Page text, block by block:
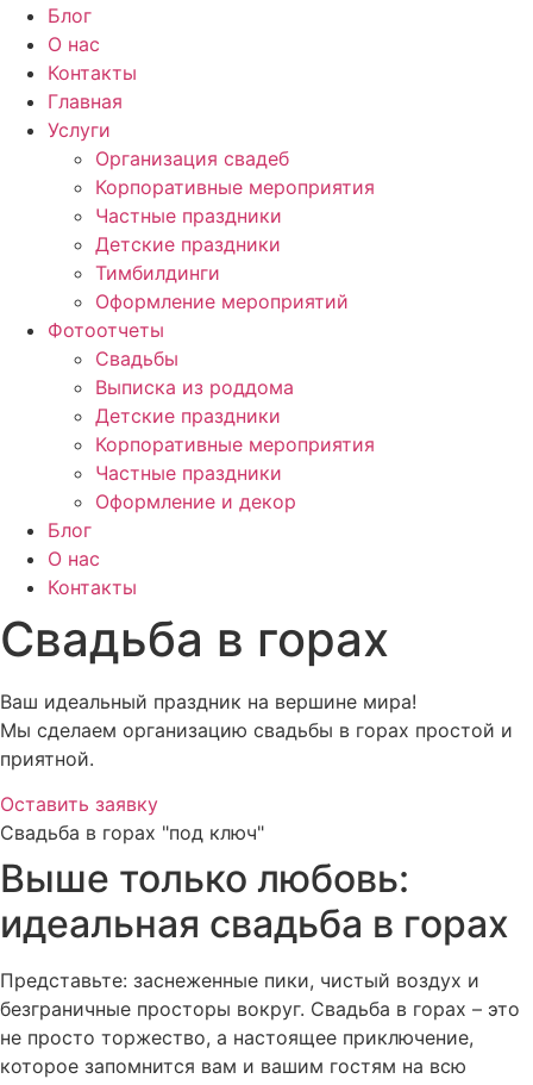
Блог
О нас
Контакты
Главная
Услуги
Организация свадеб
Корпоративные мероприятия
Частные праздники
Детские праздники
Тимбилдинги
Оформление мероприятий
Фотоотчеты
Cвадьбы
Выписка из роддома
Детские праздники
Корпоративные мероприятия
Частные праздники
Оформление и декор
Блог
О нас
Контакты
Свадьба в горах
Ваш идеальный праздник на вершине мира!
Мы сделаем организацию свадьбы в горах простой и
приятной.
Оставить заявку
Свадьба в горах "под ключ"
Выше только любовь:
идеальная свадьба в горах
Представьте: заснеженные пики, чистый воздух и
безграничные просторы вокруг. Свадьба в горах – это
не просто торжество, а настоящее приключение,
которое запомнится вам и вашим гостям на всю